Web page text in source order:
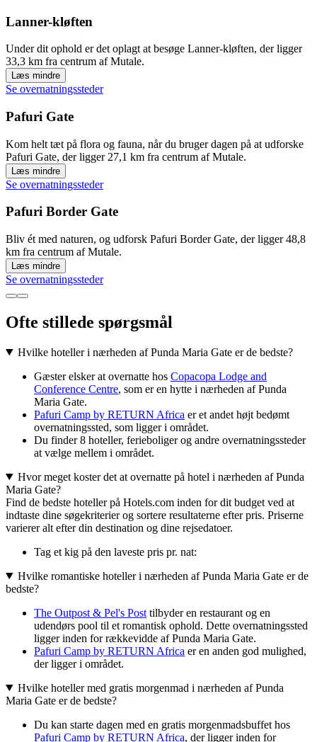
Lanner-kløften
Under dit ophold er det oplagt at besøge Lanner-kløften, der ligger
33,3 km fra centrum af Mutale.
Læs mindre
Se overnatningssteder
Pafuri Gate
Kom helt tæt på flora og fauna, når du bruger dagen på at udforske
Pafuri Gate, der ligger 27,1 km fra centrum af Mutale.
Læs mindre
Se overnatningssteder
Pafuri Border Gate
Bliv ét med naturen, og udforsk Pafuri Border Gate, der ligger 48,8
km fra centrum af Mutale.
Læs mindre
Se overnatningssteder
Ofte stillede spørgsmål
Hvilke hoteller i nærheden af Punda Maria Gate er de bedste?
Gæster elsker at overnatte hos Copacopa Lodge and
Conference Centre, som er en hytte i nærheden af Punda
Maria Gate.
Pafuri Camp by RETURN Africa er et andet højt bedømt
overnatningssted, som ligger i området.
Du finder 8 hoteller, ferieboliger og andre overnatningssteder
at vælge mellem i området.
Hvor meget koster det at overnatte på hotel i nærheden af Punda
Maria Gate?
Find de bedste hoteller på Hotels.com inden for dit budget ved at
indtaste dine søgekriterier og sortere resultaterne efter pris. Priserne
varierer alt efter din destination og dine rejsedatoer.
Tag et kig på den laveste pris pr. nat:
Hvilke romantiske hoteller i nærheden af Punda Maria Gate er de
bedste?
The Outpost & Pel's Post tilbyder en restaurant og en
udendørs pool til et romantisk ophold. Dette overnatningssted
ligger inden for rækkevidde af Punda Maria Gate.
Pafuri Camp by RETURN Africa er en anden god mulighed,
der ligger i området.
Hvilke hoteller med gratis morgenmad i nærheden af Punda
Maria Gate er de bedste?
Du kan starte dagen med en gratis morgenmadsbuffet hos
Pafuri Camp by RETURN Africa, der ligger inden for